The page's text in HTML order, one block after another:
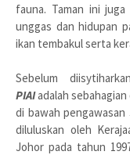
fauna. Taman ini
unggas dan hidupan
ikan tembakul serta
Sebelum
PIAIadalah sebahagian
di bawah
diluluskan oleh
Johor pada tahun